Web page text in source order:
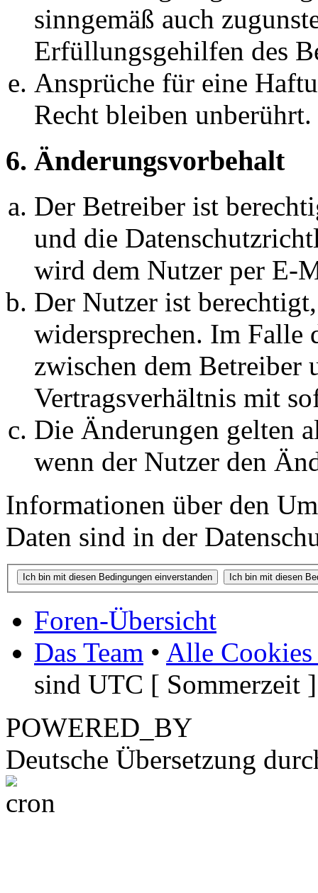
sinngemäß auch
Erfüllungsgehilfen des
Ansprüche für eine
Recht bleiben unberührt.
6. Änderungsvorbehalt
Der Betreiber ist
und die
wird dem Nutzer per E-
Der Nutzer ist
widersprechen. Im Falle
zwischen dem Betreiber
Vertragsverhältnis mit
Die Änderungen gelten
wenn der Nutzer den
Informationen über den
Daten sind in der
Foren-Übersicht
Das Team • Alle Cookies
sind UTC [ Sommerzeit ]
POWERED_BY
Deutsche Übersetzung